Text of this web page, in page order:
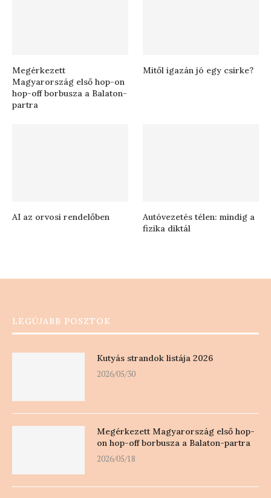
Megérkezett
Magyarország első hop-on
hop-off borbusza a Balaton-
partra
Mitől igazán jó egy csirke?
AI az orvosi rendelőben
Autóvezetés télen: mindig a
fizika diktál
LEGÚJABB POSZTOK
Kutyás strandok listája 2026
2026/05/30
Megérkezett Magyarország első hop-
on hop-off borbusza a Balaton-partra
2026/05/18